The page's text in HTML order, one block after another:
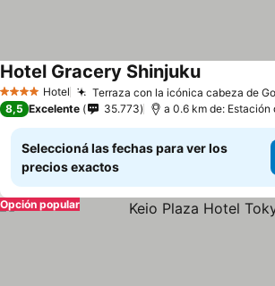
4 EstrellasHotel Terraza con la icónica cabeza de
Hotel Gracery Shinjuku
8,5 Excelente 35.773 a 0.6 km de: Estación
Seleccioná las fechas para ver los
precios exactos
Opción popular